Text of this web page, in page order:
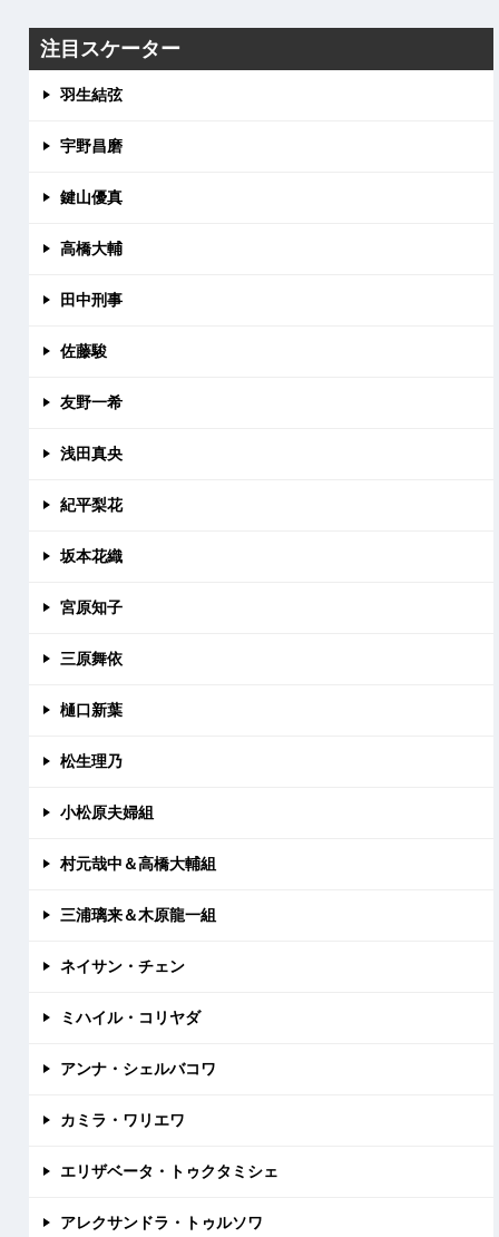
注目スケーター
羽生結弦
宇野昌磨
鍵山優真
高橋大輔
田中刑事
佐藤駿
友野一希
浅田真央
紀平梨花
坂本花織
宮原知子
三原舞依
樋口新葉
松生理乃
小松原夫婦組
村元哉中＆高橋大輔組
三浦璃来＆木原龍一組
ネイサン・チェン
ミハイル・コリヤダ
アンナ・シェルバコワ
カミラ・ワリエワ
エリザベータ・トゥクタミシェ
アレクサンドラ・トゥルソワ